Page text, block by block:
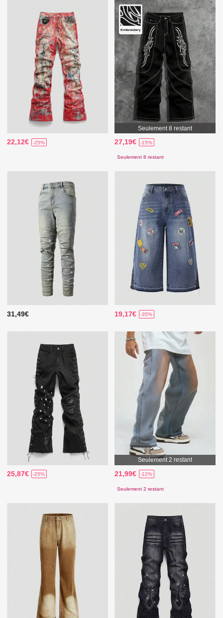
22,12€ -25%
Seulement 8 restant
27,19€ -15%
Seulement 8 restant
31,49€ 19,17€ -35%
25,87€ -25%
Seulement 2 restant
21,99€ -12%
Seulement 2 restant